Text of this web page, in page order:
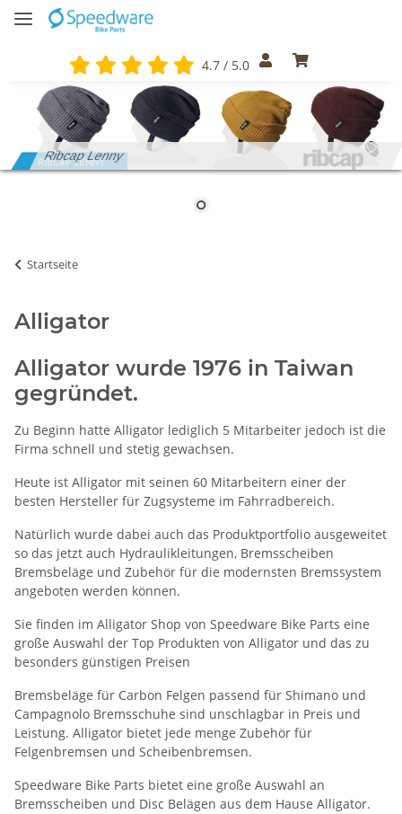
4.7 / 5.0
Ribcap Lenny
Startseite
Alligator
Alligator wurde 1976 in Taiwan
gegründet.
Zu Beginn hatte Alligator lediglich 5 Mitarbeiter jedoch ist die
Firma schnell und stetig gewachsen.
Heute ist Alligator mit seinen 60 Mitarbeitern einer der
besten Hersteller für Zugsysteme im Fahrradbereich.
Natürlich wurde dabei auch das Produktportfolio ausgeweitet
so das jetzt auch Hydraulikleitungen, Bremsscheiben
Bremsbeläge und Zubehör für die modernsten Bremssystem
angeboten werden können.
Sie finden im Alligator Shop von Speedware Bike Parts eine
große Auswahl der Top Produkten von Alligator und das zu
besonders günstigen Preisen
Bremsbeläge für Carbon Felgen passend für Shimano und
Campagnolo Bremsschuhe sind unschlagbar in Preis und
Leistung. Alligator bietet jede menge Zubehör für
Felgenbremsen und Scheibenbremsen.
Speedware Bike Parts bietet eine große Auswahl an
Bremsscheiben und Disc Belägen aus dem Hause Alligator.